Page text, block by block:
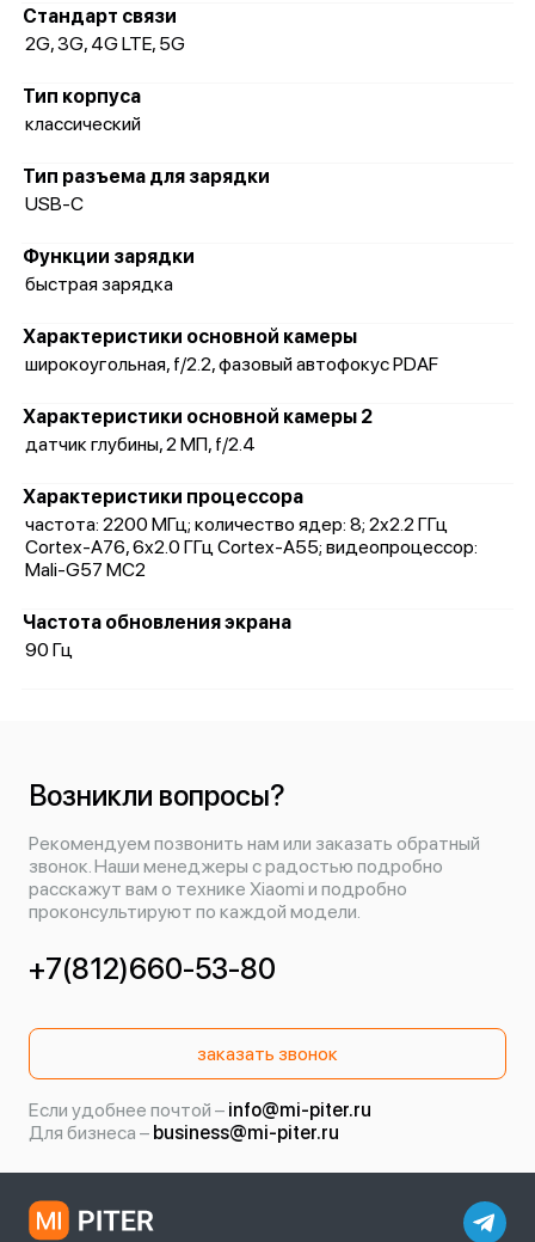
Стандарт связи
2G, 3G, 4G LTE, 5G
Тип корпуса
классический
Тип разъема для зарядки
USB-C
Функции зарядки
быстрая зарядка
Характеристики основной камеры
широкоугольная, f/2.2, фазовый автофокус PDAF
Характеристики основной камеры 2
датчик глубины, 2 МП, f/2.4
Характеристики процессора
частота: 2200 МГц; количество ядер: 8; 2x2.2 ГГц
Cortex-A76, 6x2.0 ГГц Cortex-A55; видеопроцессор:
Mali-G57 MC2
Частота обновления экрана
90 Гц
Возникли вопросы?
Рекомендуем позвонить нам или заказать обратный
звонок. Наши менеджеры с радостью подробно
расскажут вам о технике Xiaomi и подробно
проконсультируют по каждой модели.
+7(812)660-53-80
заказать звонок
Если удобнее почтой – info@mi-piter.ru
Для бизнеса – business@mi-piter.ru